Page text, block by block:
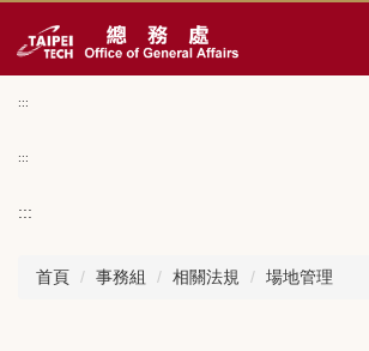
到
區
:::
:::
:::
首頁 事務組 相關法規 場地管理